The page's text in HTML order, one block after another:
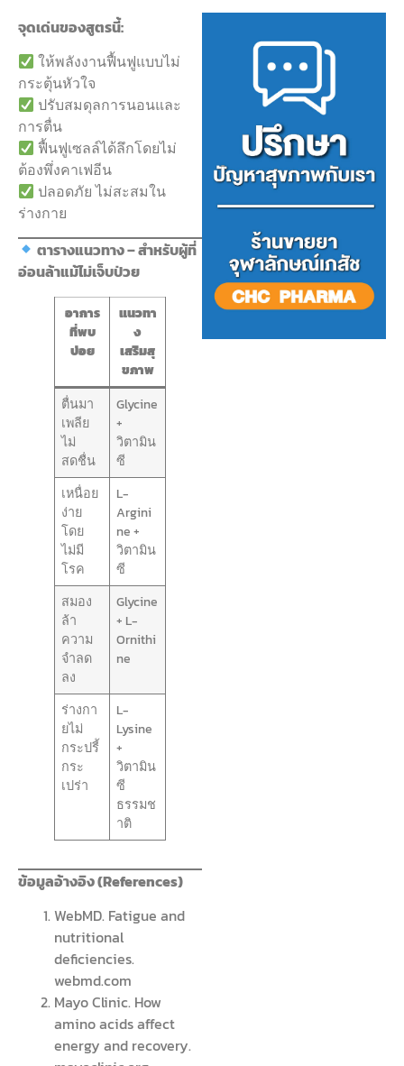
จุดเด่นของสูตรนี้:
ให้พลังงานฟื้นฟูแบบไม่
กระตุ้นหัวใจ
ปรับสมดุลการนอนและ
การตื่น
ฟื้นฟูเซลล์ได้ลึกโดยไม่
ต้องพึ่งคาเฟอีน
ปลอดภัย ไม่สะสมใน
ร่างกาย
ตารางแนวทาง – สำหรับผู้ที่
อ่อนล้าแม้ไม่เจ็บป่วย
อาการ
ที่พบ
บ่อย
แนวทา
ง
เสริมสุ
ขภาพ
ตื่นมา
เพลีย
ไม่
สดชื่น
Glycine
+
วิตามิน
ซี
เหนื่อย
ง่าย
โดย
ไม่มี
โรค
L-
Argini
ne +
วิตามิน
ซี
สมอง
ล้า
ความ
จำลด
ลง
Glycine
+ L-
Ornithi
ne
ร่างกา
ยไม่
กระปรี้
กระ
เปร่า
L-
Lysine
+
วิตามิน
ซี
ธรรมช
าติ
ข้อมูลอ้างอิง (References)
WebMD. Fatigue and
nutritional
deficiencies.
webmd.com
Mayo Clinic. How
amino acids affect
energy and recovery.